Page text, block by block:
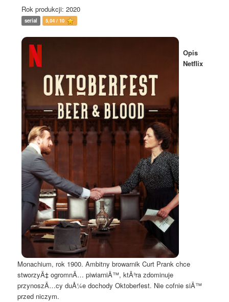
Rok produkcji: 2020
serial 5,04 / 10
Opis
Netflix
Monachium, rok 1900. Ambitny browarnik Curt Prank chce
stworzyÄ‡ ogromnÄ… piwiarniÄ™, ktÃ³ra zdominuje
przynoszÄ…cy duÅ¼e dochody Oktoberfest. Nie cofnie siÄ™
przed niczym.